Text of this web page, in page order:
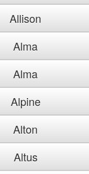
Allison
Alma
Alma
Alpine
Alton
Altus